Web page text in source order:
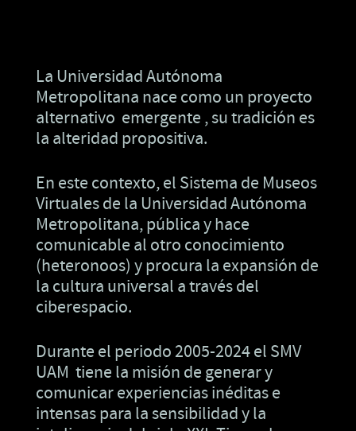
La Universidad Autónoma
Metropolitana nace como un proyecto
alternativo emergente , su tradición es
la alteridad propositiva.
En este contexto, el Sistema de Museos
Virtuales de la Universidad Autónoma
Metropolitana, pública y hace
comunicable al otro conocimiento
(heteronoos) y procura la expansión de
la cultura universal a través del
ciberespacio.
Durante el periodo 2005-2024 el SMV
UAM tiene la misión de generar y
comunicar experiencias inéditas e
intensas para la sensibilidad y la